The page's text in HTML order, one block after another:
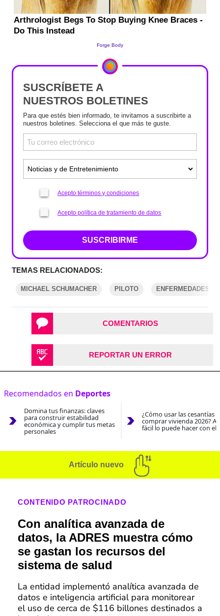
SUSCRÍBETE A
NUESTROS BOLETINES
Para que estés bien informado, te invitamos a suscribirte a
nuestros boletines. Selecciona el que más te guste.
Acepto términos y condiciones
Acepto política de tratamiento de datos
SUSCRIBIRME
TEMAS RELACIONADOS:
MICHAEL SCHUMACHER PILOTO ENFERMEDADES
COMENTARIOS
REPORTAR UN ERROR
Recomendados en Deportes
Domina tus finanzas: claves
para construir estabilidad
económica y cumplir tus metas
personales
¿Cómo usar las cesantías
comprar vivienda 2026?
fácil lo puede hacer con el
Artículo nuevo
CONTENIDO PATROCINADO
Con analítica avanzada de
datos, la ADRES muestra cómo
se gastan los recursos del
sistema de salud
La entidad implementó analítica avanzada de
datos e inteligencia artificial para monitorear
el uso de cerca de $116 billones destinados a